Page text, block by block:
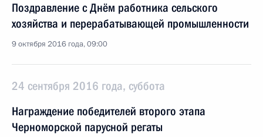
Поздравление с Днём работника сельского
хозяйства и перерабатывающей промышленности
9 октября 2016 года, 09:00
24 сентября 2016 года, суббота
Награждение победителей второго этапа
Черноморской парусной регаты